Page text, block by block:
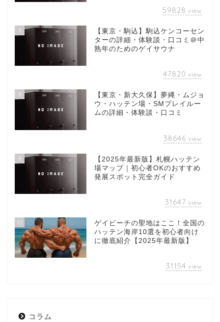
59828 view
7
【東京・駒込】駒込ケンコーセン
ターの詳細・体験談・口コミ＠中
熟年のためのゲイサウナ
47820 view
8
【東京・新大久保】夢縄・ムジョ
ウ・ハッテン場・SMプレイルー
ムの詳細・体験談・口コミ
38646 view
9
【2025年最新版】札幌ハッテン
場マップ｜初心者OKのおすすめ
発展スポット完全ガイド
31647 view
10
ゲイビーチの聖地はここ！全国の
ハッテン海岸10選を初心者向け
に徹底紹介【2025年最新版】
31154 view
コラム